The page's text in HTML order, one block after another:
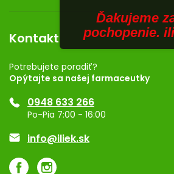
Obchodné podmienky
Vernostný program
Dermocentrum
Rozhodnutie na prevádzku
Registrácia
Ponuka pre firmy
Značky
Kontakt
Potrebujete poradiť?
Opýtajte sa našej farmaceutky
0948 633 266
Po-Pia 7:00 - 16:00
info@iliek.sk
Ďakujeme
pochopenie.